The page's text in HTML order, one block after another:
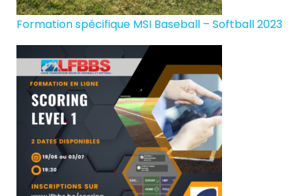
Formation spécifique MSI Baseball – Softball 2023